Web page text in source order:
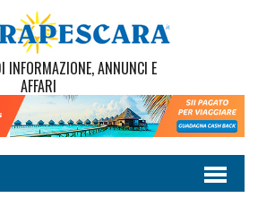
INFORMAZIONE, ANNUNCI E
AFFARI